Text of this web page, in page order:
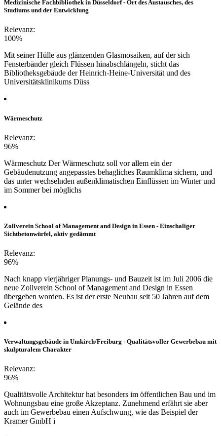
Medizinische Fachbibliothek in Düsseldorf - Ort des Austausches, des
Studiums und der Entwicklung
Relevanz:
100%
Mit seiner Hülle aus glänzenden Glasmosaiken, auf der sich
Fensterbänder gleich Flüssen hinabschlängeln, sticht das
Bibliotheksgebäude der Heinrich-Heine-Universität und des
Universitätsklinikums Düss
Wärmeschutz
Relevanz:
96%
Wärmeschutz Der Wärmeschutz soll vor allem ein der
Gebäudenutzung angepasstes behagliches Raumklima sichern, und
das unter wechselnden außenklimatischen Einflüssen im Winter und
im Sommer bei möglichs
Zollverein School of Management and Design in Essen - Einschaliger
Sichtbetonwürfel, aktiv gedämmt
Relevanz:
96%
Nach knapp vierjähriger Planungs- und Bauzeit ist im Juli 2006 die
neue Zollverein School of Management and Design in Essen
übergeben worden. Es ist der erste Neubau seit 50 Jahren auf dem
Gelände des
Verwaltungsgebäude in Umkirch/Freiburg - Qualitätsvoller Gewerbebau mit
skulpturalem Charakter
Relevanz:
96%
Qualitätsvolle Architektur hat besonders im öffentlichen Bau und im
Wohnungsbau eine große Akzeptanz. Zunehmend erfährt sie aber
auch im Gewerbebau einen Aufschwung, wie das Beispiel der
Kramer GmbH i